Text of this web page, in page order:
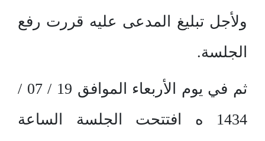
ولأجل تبليغ المدعى عليه قررت رفع
الجلسة.
ثم في يوم الأربعاء الموافق 19 / 07 /
1434 ه افتتحت الجلسة الساعة